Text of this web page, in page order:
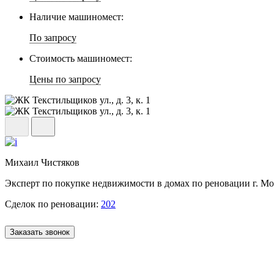
Наличие машиномест:
По запросу
Стоимость машиномест:
Цены по запросу
Михаил Чистяков
Эксперт по покупке недвижимости в домах по реновации г.
Сделок по реновации: 202
Заказать звонок